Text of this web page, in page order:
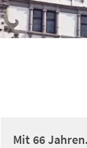
Mit 66